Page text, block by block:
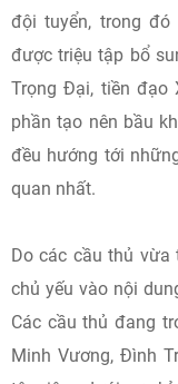
đội tuyển, trong
được triệu tập bổ
Trọng Đại, tiền đạo
phần tạo nên bầu
đều hướng tới
quan nhất.
Do các cầu thủ vừa
chủ yếu vào nội
Các cầu thủ đang
Minh Vương, Đình